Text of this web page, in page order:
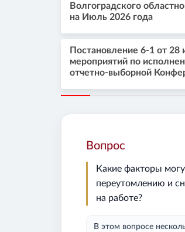
Волгоградского
на Июль 2026 года
Постановление 6-1 от 28
мероприятий по
отчетно-выборной
Вопрос
Какие факторы
переутомлению и
на работе?
В этом вопросе